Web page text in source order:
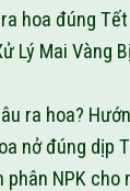
hoa đúng Tết
Lý Mai Vàng
ra hoa?
nở đúng dịp
phân NPK cho